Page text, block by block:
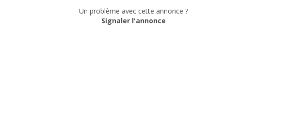
Un problème avec cette annonce ?
Signaler l'annonce